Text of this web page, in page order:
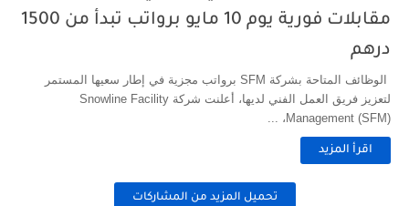
مقابلات فورية يوم 10 مايو برواتب تبدأ من 1500
درهم
الوظائف المتاحة بشركة SFM برواتب مجزية في إطار سعيها المستمر
لتعزيز فريق العمل الفني لديها، أعلنت شركة Snowline Facility
Management (SFM)، ...
اقرأ المزيد
تحميل المزيد من المشاركات